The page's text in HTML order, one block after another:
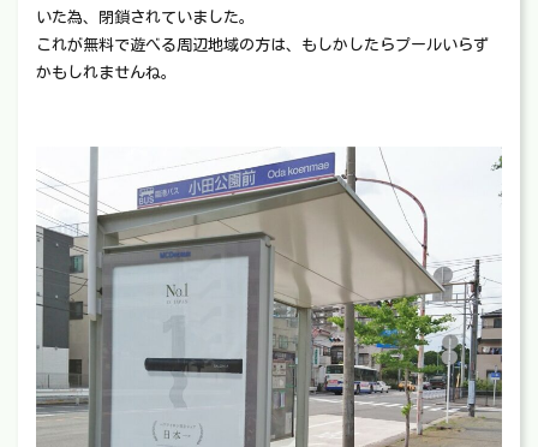
いた為、閉鎖されていました。
これが無料で遊べる周辺地域の方は、もしかしたらプールいらず
かもしれませんね。